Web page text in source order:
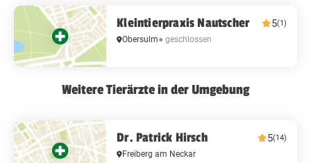
Kleintierpraxis Nautscher 5(1)
Obersulm● geschlossen
Weitere Tierärzte in der Umgebung
Dr. Patrick Hirsch 5(14)
Freiberg am Neckar